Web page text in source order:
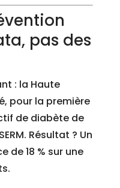
pas des
: la Haute
pour la première
de diabète de
Résultat ? Un
de 18 % sur une